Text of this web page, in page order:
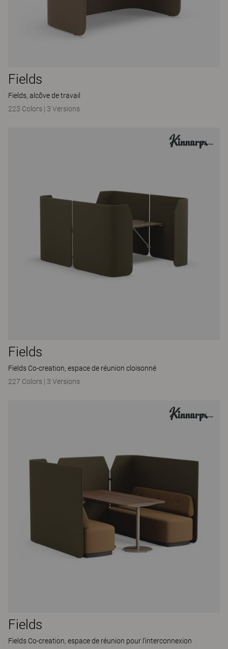
Fields
Fields, alcôve de travail
223 Colors | 3 Versions
Fields
Fields Co-creation, espace de réunion cloisonné
227 Colors | 3 Versions
Fields
Fields Co-creation, espace de réunion pour l’interconnexion